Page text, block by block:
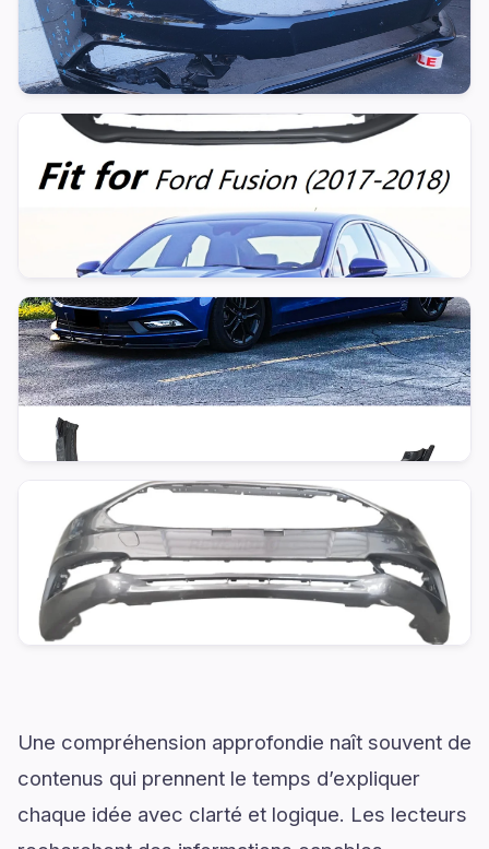
Une compréhension approfondie naît souvent de
contenus qui prennent le temps d’expliquer
chaque idée avec clarté et logique. Les lecteurs